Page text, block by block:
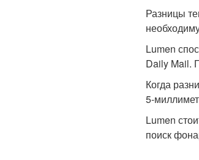
Разницы
Lumen
Daily Mail.
Когда
5-
Lumen
поиск